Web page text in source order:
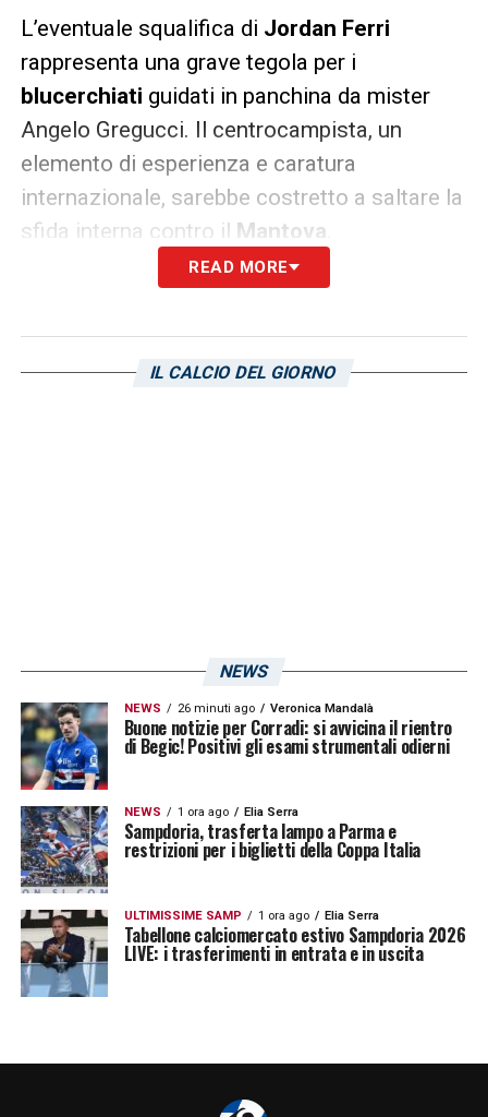
L’eventuale squalifica di Jordan Ferri
rappresenta una grave tegola per i
blucerchiati guidati in panchina da mister
Angelo Gregucci. Il centrocampista, un
elemento di esperienza e caratura
internazionale, sarebbe costretto a saltare la
sfida interna contro il Mantova
Per la squadra genovese, l’incontro al
di sotto delle aspettative. L’assenza di un
READ MORE
IL CALCIO DEL GIORNO
NEWS
NEWS 26 minuti ago Veronica Mandalà
Buone notizie per Corradi: si avvicina il rientro
di Begic! Positivi gli esami strumentali odierni
NEWS 1 ora ago Elia Serra
Sampdoria, trasferta lampo a Parma e
restrizioni per i biglietti della Coppa Italia
ULTIMISSIME SAMP 1 ora ago Elia Serra
Tabellone calciomercato estivo Sampdoria 2026
LIVE: i trasferimenti in entrata e in uscita